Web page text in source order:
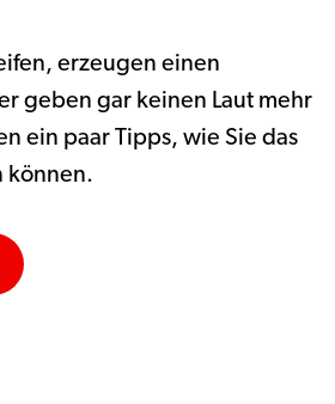
erzeugen einen
geben gar keinen Laut mehr
ein paar Tipps, wie Sie das
können.